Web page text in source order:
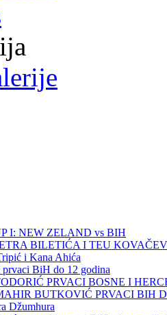
I: NEW ZELAND vs BIH
BILETIĆA I TEU
i Kana Ahića
BiH do 12 godina
PRVACI BOSNE I
BUTKOVIĆ PRVACI BIH
Džumhura